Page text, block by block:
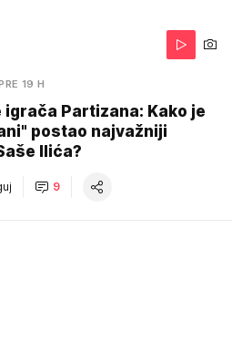
19 H
igrača Partizana: Kako je
postao najvažniji
Ilića?
9